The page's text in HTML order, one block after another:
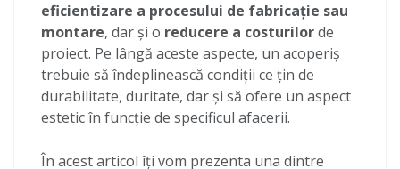
eficientizare a procesului de fabricație sau
montare, dar și o reducere a costurilorde
proiect. Pe lângă aceste aspecte, un acoperiș
trebuie să îndeplinească condiții ce țin de
durabilitate, duritate, dar și să ofere un aspect
estetic în funcție de specificul afacerii.
În acest articol îți vom prezenta una dintre